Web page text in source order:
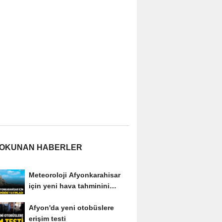
HABERLER
Meteoroloji Afyonkarahisar
için yeni hava tahminini
Afyon'da yeni otobüslere
erişim testi